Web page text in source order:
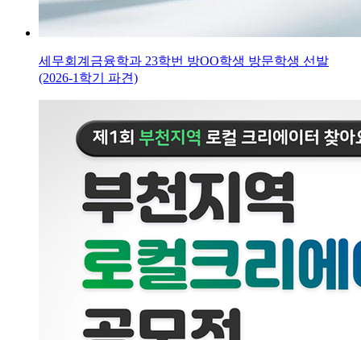
세무회계금융학과 23학번 방OO학생 방문학생 선발
(2026-1학기 파견)